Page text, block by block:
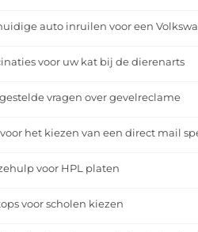
auto inruilen voor een
voor uw kat bij de dierenarts
vragen over gevelreclame
voor het kiezen van een direct mail
voor HPL platen
voor scholen kiezen